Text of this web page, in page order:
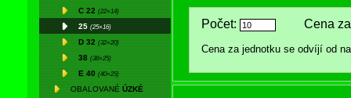
C 22 (22×14)
25 (25×16)
D 32 (32×20)
38 (38×25)
E 40 (40×25)
OBALOVANÉ ÚZKÉ
Počet: Cena za
Cena za jednotku se odvíjí od